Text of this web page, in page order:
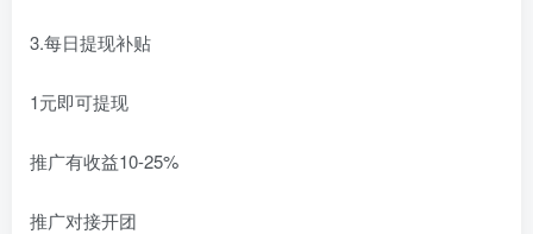
3.每日提现补贴
1元即可提现
推广有收益10-25%
推广对接开团